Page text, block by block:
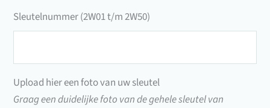
Sleutelnummer (2W01 t/m 2W50)
2W50)
Upload hier een foto van uw sleutel
Graag een duidelijke foto van de gehele sleutel van